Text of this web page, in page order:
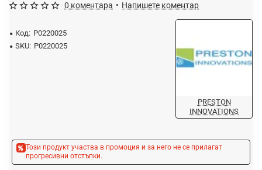
Код: P0220025
SKU: P0220025
PRESTON
INNOVATIONS
0 коментара • Напишете коментар
Този продукт участва в промоция и за него не се прилагат
прогресивни отстъпки.